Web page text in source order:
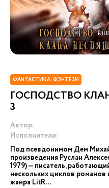
ФАНТАСТИКА. ФЭНТЕЗИ
ГОСПОДСТВО
3
Автор:
Исполнители:
Под псевдонимом Дем
произведения Руслан
1979) — писатель,
нескольких циклов
жанра LitR...